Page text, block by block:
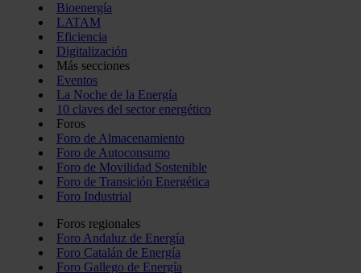
Bioenergía
LATAM
Eficiencia
Digitalización
Más secciones
Eventos
La Noche de la Energía
10 claves del sector energético
Foros
Foro de Almacenamiento
Foro de Autoconsumo
Foro de Movilidad Sostenible
Foro de Transición Energética
Foro Industrial
Foros regionales
Foro Andaluz de Energía
Foro Catalán de Energía
Foro Gallego de Energía